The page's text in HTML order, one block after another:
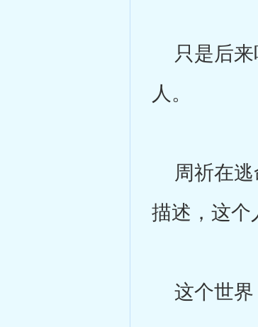
只是后来
人。
周祈在逃
描述，这个
这个世界